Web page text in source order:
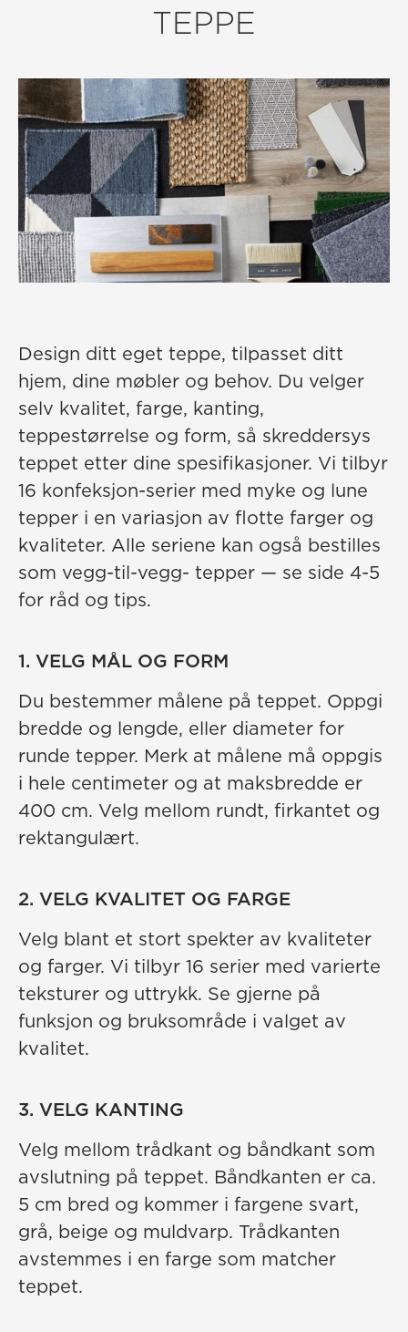
TEPPE
Design ditt eget teppe, tilpasset ditt
hjem, dine møbler og behov. Du velger
selv kvalitet, farge, kanting,
teppestørrelse og form, så skreddersys
teppet etter dine spesifikasjoner. Vi tilbyr
16 konfeksjon-serier med myke og lune
tepper i en variasjon av flotte farger og
kvaliteter. Alle seriene kan også bestilles
som vegg-til-vegg- tepper — se side 4-5
for råd og tips.
1. VELG MÅL OG FORM
Du bestemmer målene på teppet. Oppgi
bredde og lengde, eller diameter for
runde tepper. Merk at målene må oppgis
i hele centimeter og at maksbredde er
400 cm. Velg mellom rundt, firkantet og
rektangulært.
2. VELG KVALITET OG FARGE
Velg blant et stort spekter av kvaliteter
og farger. Vi tilbyr 16 serier med varierte
teksturer og uttrykk. Se gjerne på
funksjon og bruksområde i valget av
kvalitet.
3. VELG KANTING
Velg mellom trådkant og båndkant som
avslutning på teppet. Båndkanten er ca.
5 cm bred og kommer i fargene svart,
grå, beige og muldvarp. Trådkanten
avstemmes i en farge som matcher
teppet.